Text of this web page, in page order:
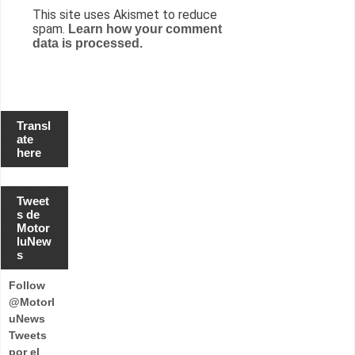
This site uses Akismet to reduce
spam. Learn how your comment
data is processed.
Transl
ate
here
Tweet
s de
Motor
luNew
s
Follow
@Motorl
uNews
Tweets
por el